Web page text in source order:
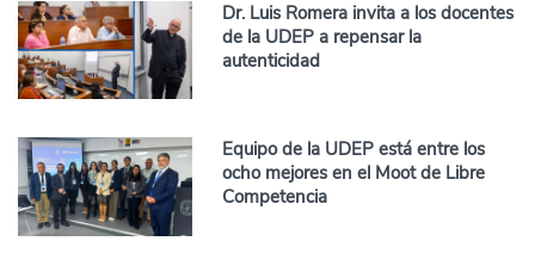
Dr. Luis Romera invita a los docentes
de la UDEP a repensar la
autenticidad
Equipo de la UDEP está entre los
ocho mejores en el Moot de Libre
Competencia